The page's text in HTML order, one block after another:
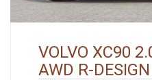
VOLVO XC90
AWD R-